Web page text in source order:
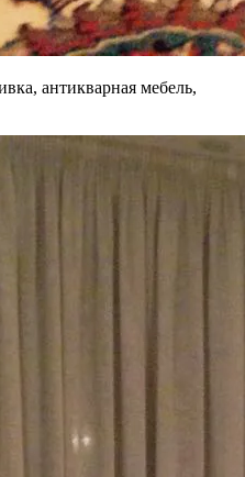
антикварная мебель,